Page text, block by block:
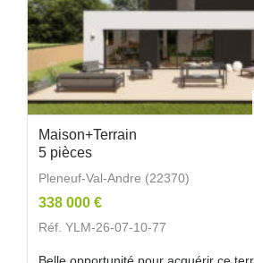
Maison+Terrain
5 pièces
Pleneuf-Val-Andre (22370)
338 000 €
Réf. YLM-26-07-10-77